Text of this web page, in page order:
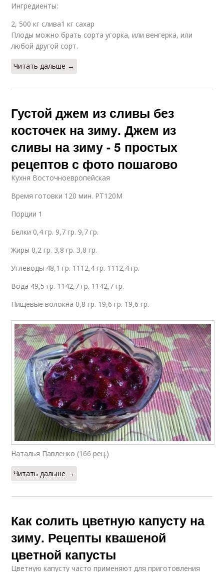
Ингредиенты:
2, 500 кг слива1 кг сахар
Плоды можно брать сорта угорка, или венгерка, или
любой другой сорт.
Читать дальше →
Густой джем из сливы без
косточек на зиму. Джем из
сливы на зиму - 5 простых
рецептов с фото пошагово
Кухня Восточноевропейская
Время готовки 120 мин. PT120M
Порции 1
Белки 0,4 гр. 9,7 гр. 9,7 гр.
Жиры 0,2 гр. 3,8 гр. 3,8 гр.
Углеводы 48,1 гр. 1112,4 гр. 1112,4 гр.
Вода 49,5 гр. 1142,7 гр. 1142,7 гр.
Пищевые волокна 0,8 гр. 19,6 гр. 19,6 гр.
Наталья Павленко (166 рец.)
Читать дальше →
Как солить цветную капусту на
зиму. Рецепты квашеной
цветной капусты
Цветную капусту часто применяют для приготовления